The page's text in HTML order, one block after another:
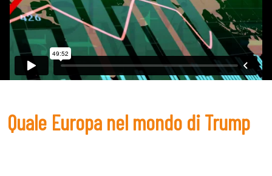
Quale Europa nel mondo di Trump